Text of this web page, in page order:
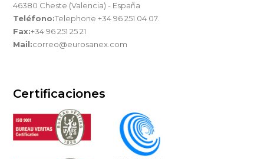
46380 Cheste (Valencia) - España
Teléfono:Telephone +34 96 251 04 07.
Fax:+34 96 251 25 21
Mail:correo@eurosanex.com
Certificaciones